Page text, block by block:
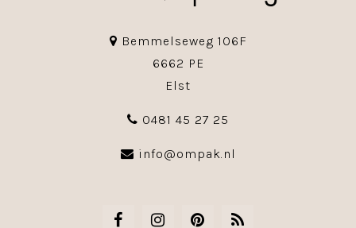
Bemmelseweg 106F
6662 PE
Elst
0481 45 27 25
info@ompak.nl